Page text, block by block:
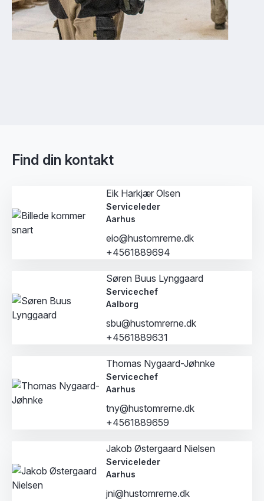
Find din kontakt
Eik Harkjær Olsen
Serviceleder
Aarhus
eio@hustomrerne.dk
+4561889694
Søren Buus Lynggaard
Servicechef
Aalborg
sbu@hustomrerne.dk
+4561889631
Thomas Nygaard-Jøhnke
Servicechef
Aarhus
tny@hustomrerne.dk
+4561889659
Jakob Østergaard Nielsen
Serviceleder
Aarhus
jni@hustomrerne.dk